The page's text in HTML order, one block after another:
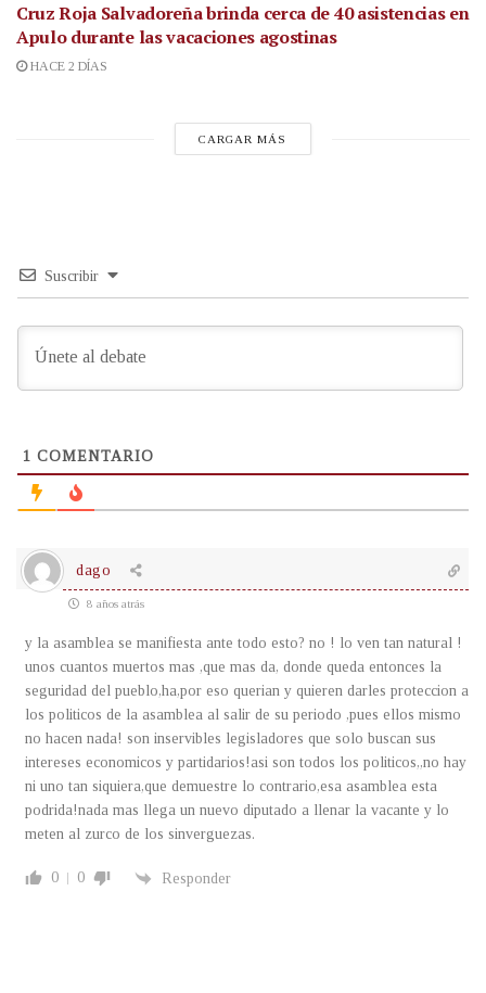
Cruz Roja Salvadoreña brinda cerca de 40 asistencias en
Apulo durante las vacaciones agostinas
HACE 2 DÍAS
CARGAR MÁS
Suscribir
1 COMENTARIO
dago
8 años atrás
y la asamblea se manifiesta ante todo esto? no ! lo ven tan natural !
unos cuantos muertos mas ,que mas da, donde queda entonces la
seguridad del pueblo,ha,por eso querian y quieren darles proteccion a
los politicos de la asamblea al salir de su periodo ,pues ellos mismo
no hacen nada! son inservibles legisladores que solo buscan sus
intereses economicos y partidarios!asi son todos los politicos,,no hay
ni uno tan siquiera,que demuestre lo contrario,esa asamblea esta
podrida!nada mas llega un nuevo diputado a llenar la vacante y lo
meten al zurco de los sinverguezas.
0 0 Responder